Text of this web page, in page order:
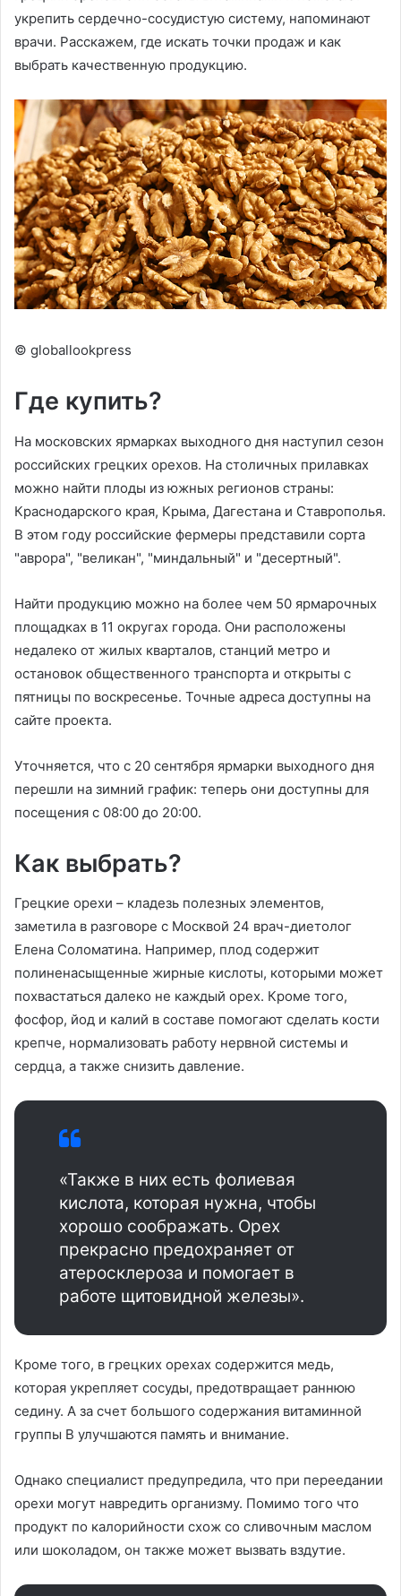
укрепить сердечно-сосудистую систему, напоминают
врачи. Расскажем, где искать точки продаж и как
выбрать качественную продукцию.
© globallookpress
Где купить?
На московских ярмарках выходного дня наступил сезон
российских грецких орехов. На столичных прилавках
можно найти плоды из южных регионов страны:
Краснодарского края, Крыма, Дагестана и Ставрополья.
В этом году российские фермеры представили сорта
"аврора", "великан", "миндальный" и "десертный".
Найти продукцию можно на более чем 50 ярмарочных
площадках в 11 округах города. Они расположены
недалеко от жилых кварталов, станций метро и
остановок общественного транспорта и открыты с
пятницы по воскресенье. Точные адреса доступны на
сайте проекта.
Уточняется, что с 20 сентября ярмарки выходного дня
перешли на зимний график: теперь они доступны для
посещения с 08:00 до 20:00.
Как выбрать?
Грецкие орехи – кладезь полезных элементов,
заметила в разговоре с Москвой 24 врач-диетолог
Елена Соломатина. Например, плод содержит
полиненасыщенные жирные кислоты, которыми может
похвастаться далеко не каждый орех. Кроме того,
фосфор, йод и калий в составе помогают сделать кости
крепче, нормализовать работу нервной системы и
сердца, а также снизить давление.
«‎Также в них есть фолиевая
кислота, которая нужна, чтобы
хорошо соображать. Орех
прекрасно предохраняет от
атеросклероза и помогает в
работе щитовидной железы».
Кроме того, в грецких орехах содержится медь,
которая укрепляет сосуды, предотвращает раннюю
седину. А за счет большого содержания витаминной
группы В улучшаются память и внимание.
Однако специалист предупредила, что при переедании
орехи могут навредить организму. Помимо того что
продукт по калорийности схож со сливочным маслом
или шоколадом, он также может вызвать вздутие.